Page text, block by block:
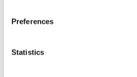
Preferences
Statistics